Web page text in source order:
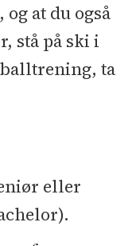
at du også
stå på ski i
ta
eller